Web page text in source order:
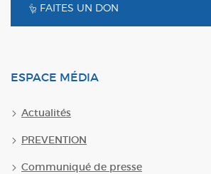
FAITES UN DON
ESPACE MÉDIA
Actualités
PREVENTION
Communiqué de presse